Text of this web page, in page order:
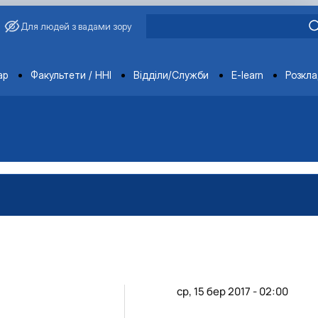
Для людей з вадами зору
Факультети / ННІ Відділи/Служби E-learn
факультету
ср, 15 бер 2017 - 02:00